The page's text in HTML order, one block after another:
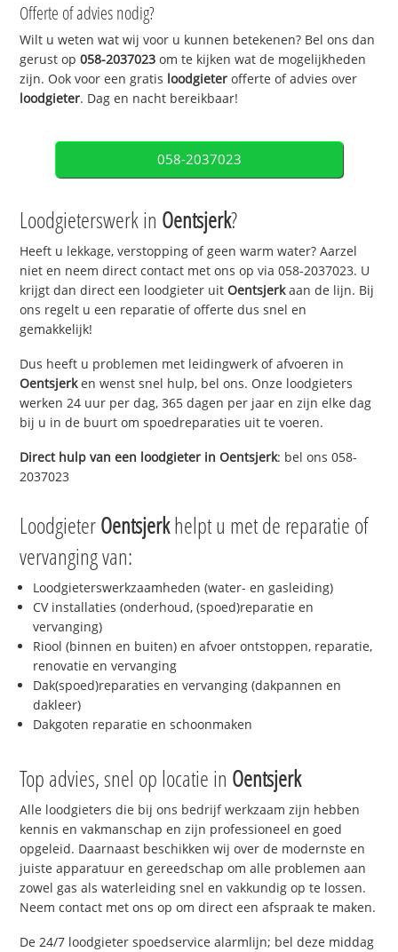
Offerte of advies nodig?
Wilt u weten wat wij voor u kunnen betekenen? Bel ons dan
gerust op058-2037023 om te kijken wat de mogelijkheden
zijn. Ook voor een gratis loodgieter offerte of advies over
loodgieter. Dag en nacht bereikbaar!
058-2037023
Loodgieterswerk in Oentsjerk?
Heeft u lekkage, verstopping of geen warm water? Aarzel
niet en neem direct contact met ons op via 058-2037023. U
krijgt dan direct een loodgieter uitOentsjerkaan de lijn. Bij
ons regelt u een reparatie of offerte dus snel en
gemakkelijk!
Dus heeft u problemen met leidingwerk of afvoeren in
Oentsjerken wenst snel hulp, bel ons. Onze loodgieters
werken 24 uur per dag, 365 dagen per jaar en zijn elke dag
bij u in de buurt om spoedreparaties uit te voeren.
Direct hulp van een loodgieter inOentsjerk: bel ons 058-
2037023
LoodgieterOentsjerkhelpt u met de reparatie of
vervanging van:
Loodgieterswerkzaamheden (water- en gasleiding)
CV installaties (onderhoud, (spoed)reparatie en
vervanging)
Riool (binnen en buiten) en afvoer ontstoppen, reparatie,
renovatie en vervanging
Dak(spoed)reparaties en vervanging (dakpannen en
dakleer)
Dakgoten reparatie en schoonmaken
Top advies, snel op locatie in Oentsjerk
Alle loodgieters die bij ons bedrijf werkzaam zijn hebben
kennis en vakmanschap en zijn professioneel en goed
opgeleid. Daarnaast beschikken wij over de modernste en
juiste apparatuur en gereedschap om alle problemen aan
zowel gas als waterleiding snel en vakkundig op te lossen.
Neem contact met ons op om direct een afspraak te maken.
De 24/7 loodgieter spoedservice alarmlijn; bel deze middag